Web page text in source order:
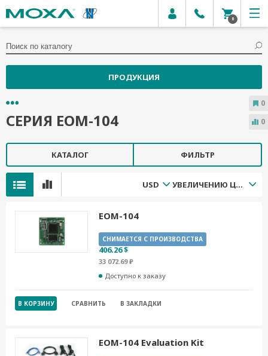
0
ПРОДУКЦИЯ
СЕРИЯ EOM-104
КАТАЛОГ ФИЛЬТР
USD УВЕЛИЧЕНИЮ ЦЕНЫ
EOM-104
СНИМАЕТСЯ С ПРОИЗВОДСТВА
406.26 $
33 072.69 ₽
Доступно к заказу
В КОРЗИНУ СРАВНИТЬ В ЗАКЛАДКИ
EOM-104 Evaluation Kit
0
0